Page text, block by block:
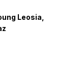
Leosia,